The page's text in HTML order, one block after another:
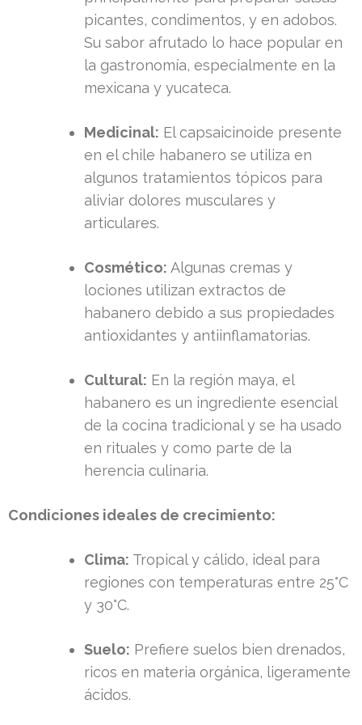
picantes, condimentos, y en adobos.
Su sabor afrutado lo hace popular en
la gastronomía, especialmente en la
mexicana y yucateca.
Medicinal: El capsaicinoide presente
en el chile habanero se utiliza en
algunos tratamientos tópicos para
aliviar dolores musculares y
articulares.
Cosmético: Algunas cremas y
lociones utilizan extractos de
habanero debido a sus propiedades
antioxidantes y antiinflamatorias.
Cultural: En la región maya, el
habanero es un ingrediente esencial
de la cocina tradicional y se ha usado
en rituales y como parte de la
herencia culinaria.
Condiciones ideales de crecimiento:
Clima: Tropical y cálido, ideal para
regiones con temperaturas entre 25°C
y 30°C.
Suelo: Prefiere suelos bien drenados,
ricos en materia orgánica, ligeramente
ácidos.